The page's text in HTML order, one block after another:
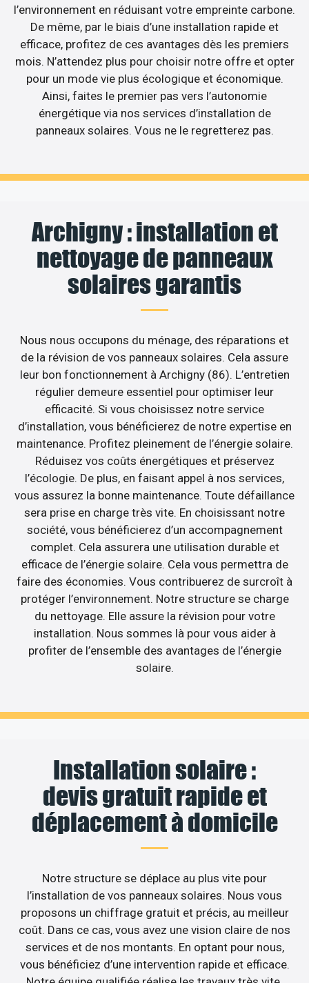
l’environnement en réduisant votre empreinte carbone.
De même, par le biais d’une installation rapide et
efficace, profitez de ces avantages dès les premiers
mois. N’attendez plus pour choisir notre offre et opter
pour un mode vie plus écologique et économique.
Ainsi, faites le premier pas vers l’autonomie
énergétique via nos services d’installation de
panneaux solaires. Vous ne le regretterez pas.
Archigny : installation et
nettoyage de panneaux
solaires garantis
Nous nous occupons du ménage, des réparations et
de la révision de vos panneaux solaires. Cela assure
leur bon fonctionnement à Archigny (86). L’entretien
régulier demeure essentiel pour optimiser leur
efficacité. Si vous choisissez notre service
d’installation, vous bénéficierez de notre expertise en
maintenance. Profitez pleinement de l’énergie solaire.
Réduisez vos coûts énergétiques et préservez
l’écologie. De plus, en faisant appel à nos services,
vous assurez la bonne maintenance. Toute défaillance
sera prise en charge très vite. En choisissant notre
société, vous bénéficierez d’un accompagnement
complet. Cela assurera une utilisation durable et
efficace de l’énergie solaire. Cela vous permettra de
faire des économies. Vous contribuerez de surcroît à
protéger l’environnement. Notre structure se charge
du nettoyage. Elle assure la révision pour votre
installation. Nous sommes là pour vous aider à
profiter de l’ensemble des avantages de l’énergie
solaire.
Installation solaire :
devis gratuit rapide et
déplacement à domicile
Notre structure se déplace au plus vite pour
l’installation de vos panneaux solaires. Nous vous
proposons un chiffrage gratuit et précis, au meilleur
coût. Dans ce cas, vous avez une vision claire de nos
services et de nos montants. En optant pour nous,
vous bénéficiez d’une intervention rapide et efficace.